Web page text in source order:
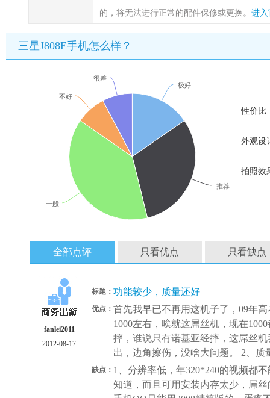
的，将无法进行正常的配件保修或更换。 进入
三星J808E手机怎么样？
极好
推荐
一般
不好
很差
性价比
外观设
拍照效
全部点评 只看优点 只看缺点
fanlei2011
2012-08-17
标题： 功能较少，质量还好
优点： 首先我早已不再用这机子了，09年
1000左右，唉就这屌丝机，现在
摔，谁说只有诺基亚经摔，这屌丝
出，边角擦伤，没啥大问题。 2、
缺点： 1、分辨率低，年320*240的视频都
知道，而且可用安装内存太少，屌